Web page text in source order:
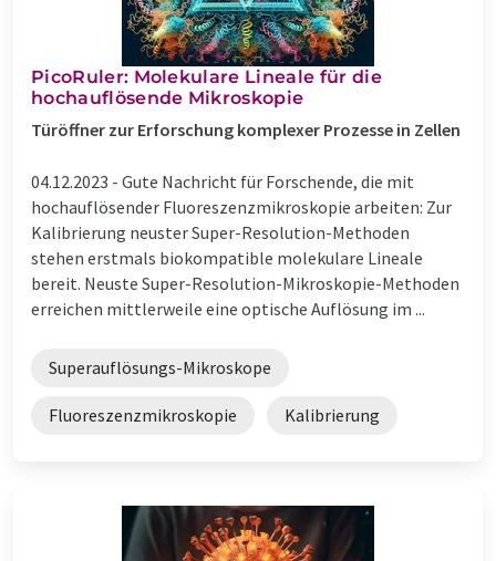
PicoRuler: Molekulare Lineale für die
hochauflösende Mikroskopie
Türöffner zur Erforschung komplexer Prozesse in Zellen
04.12.2023 - Gute Nachricht für Forschende, die mit
hochauflösender Fluoreszenzmikroskopie arbeiten: Zur
Kalibrierung neuster Super-Resolution-Methoden
stehen erstmals biokompatible molekulare Lineale
bereit. Neuste Super-Resolution-Mikroskopie-Methoden
erreichen mittlerweile eine optische Auflösung im ...
Superauflösungs-Mikroskope
Fluoreszenzmikroskopie Kalibrierung